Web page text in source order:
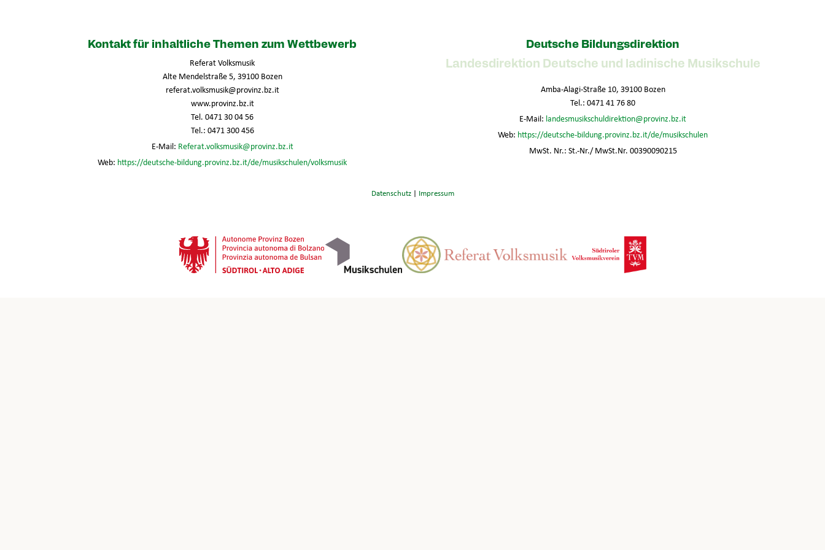
Kontakt für inhaltliche Themen zum Wettbewerb
Referat Volksmusik
Alte Mendelstraße 5, 39100 Bozen
referat.volksmusik@provinz.bz.it
www.provinz.bz.it
Tel. 0471 30 04 56
Tel.: 0471 300 456
E-Mail: Referat.volksmusik@provinz.bz.it
Web: https://deutsche-bildung.provinz.bz.it/de/musikschulen/volksmusik
Deutsche Bildungsdirektion
Landesdirektion Deutsche und ladinische Musikschule
Amba-Alagi-Straße 10, 39100 Bozen
Tel.: 0471 41 76 80
E-Mail: landesmusikschuldirektion@provinz.bz.it
Web: https://deutsche-bildung.provinz.bz.it/de/musikschulen
MwSt. Nr.: St.-Nr./ MwSt.Nr. 00390090215
Datenschutz| Impressum